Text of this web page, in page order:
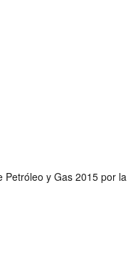
Petróleo y Gas 2015 por la